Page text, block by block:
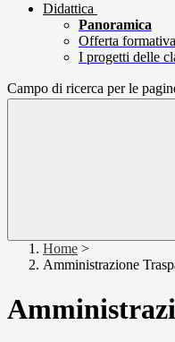
Didattica
Panoramica
Offerta formativa
I progetti delle
Campo di ricerca per le
Home >
Amministrazione